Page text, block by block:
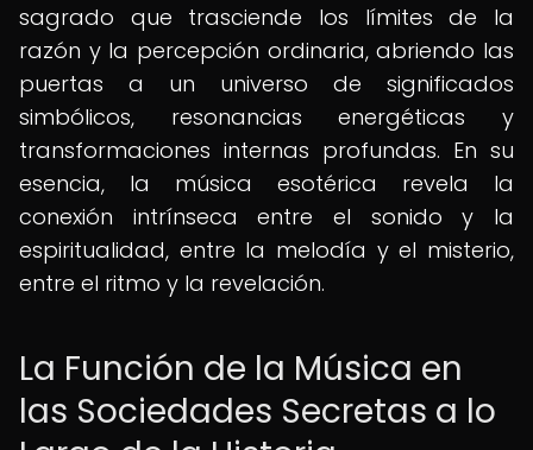
sagrado que trasciende los límites de la
razón y la percepción ordinaria, abriendo las
puertas a un universo de significados
simbólicos, resonancias energéticas y
transformaciones internas profundas. En su
esencia, la música esotérica revela la
conexión intrínseca entre el sonido y la
espiritualidad, entre la melodía y el misterio,
entre el ritmo y la revelación.
La Función de la Música en
las Sociedades Secretas a lo